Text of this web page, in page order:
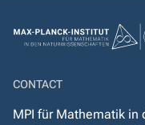
CONTACT
MPI für Mathematik in